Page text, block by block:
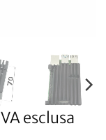
esclusa